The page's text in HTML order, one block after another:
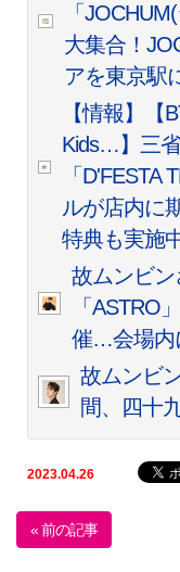
「
大集合！
アを東京駅
【情報】【
Kids…】三
「D'FESTA
ルが店内に
特典も実施
故ムンビン
「ASTRO
催…会場内
故ムンビ
間、四十
2023.04.26
« 前の記事